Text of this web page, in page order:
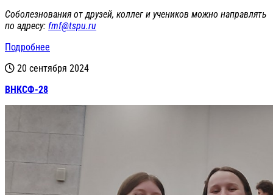
Соболезнования от друзей, коллег и учеников можно направлять
по адресу: fmf@tspu.ru
Подробнее
20 сентября 2024
ВНКСФ-28